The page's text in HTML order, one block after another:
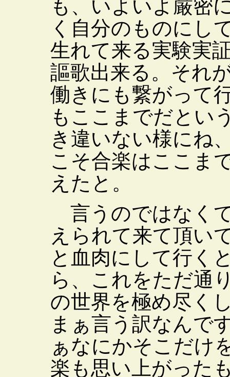
も、いよいよ厳密
く自分のものにし
生れて来る実験実
謳歌出来る。それ
働きにも繋がって
もここまでだとい
き違いない様にね
こそ合楽はここま
えたと。
言うのではなく
えられて来て頂い
と血肉にして行く
ら、これをただ通
の世界を極め尽く
まぁ言う訳なんで
ぁなにかそこだけ
楽も思い上がった